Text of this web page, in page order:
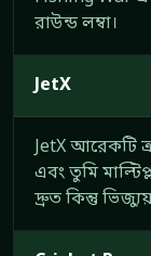
রাউন্ড লম্বা।
JetX
JetX আরেকটি
এবং তুমি
দ্রুত কিন্তু